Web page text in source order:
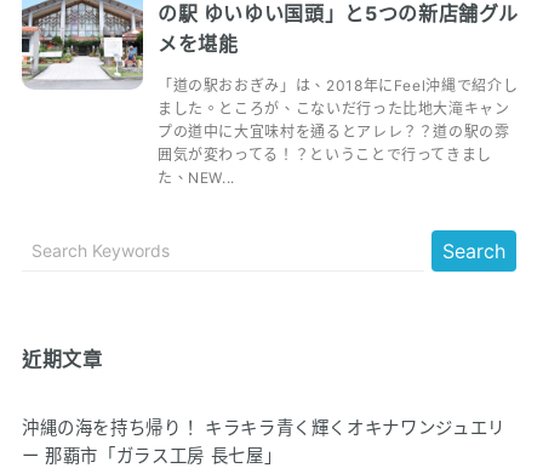
の駅 ゆいゆい国頭」と5つの新店舗グル
メを堪能
「道の駅おおぎみ」は、2018年にFeel沖縄で紹介し
ました。ところが、こないだ行った比地大滝キャン
プの道中に大宜味村を通るとアレレ？？道の駅の雰
囲気が変わってる！？ということで行ってきまし
た、NEW...
近期文章
沖縄の海を持ち帰り！ キラキラ青く輝くオキナワンジュエリ
ー 那覇市「ガラス工房 長七屋」